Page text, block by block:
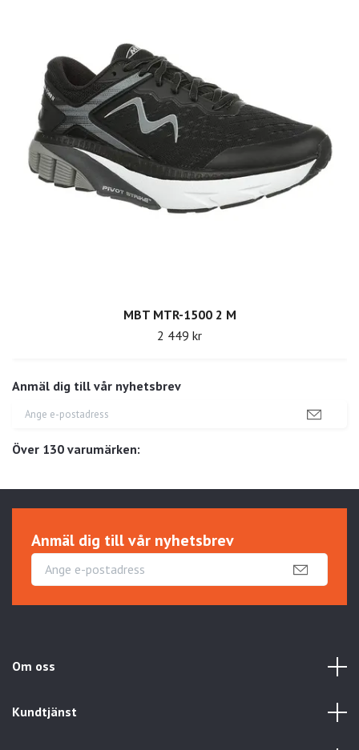
Anmäl dig till vår nyhetsbrev
Över 130 varumärken:
MBT MTR-1500 2 M
2 449 kr
Anmäl dig till vår nyhetsbrev
Om oss
Kundtjänst